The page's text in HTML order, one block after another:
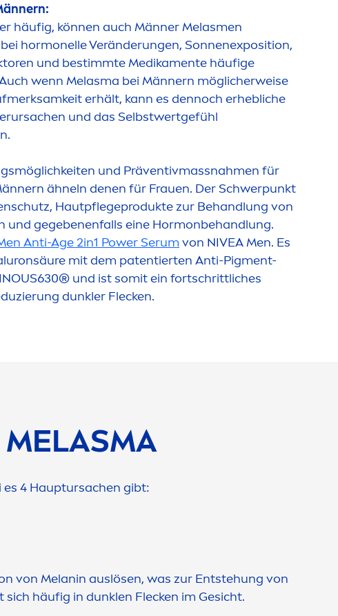
häufig, können auch Männer Melasmen
hormonelle Veränderungen, Sonnenexposition,
und bestimmte Medikamente häufige
wenn Melasma bei Männern möglicherweise
erhält, kann es dennoch erhebliche
und das Selbstwertgefühl
und Präventivmassnahmen für
ähneln denen für Frauen. Der Schwerpunkt
Hautpflegeprodukte zur Behandlung von
und gegebenenfalls eine Hormonbehandlung.
Anti-Age 2in1 Power Serum von NIVEAMen. Es
säure mit dem patentierten Anti-Pigment-
630® und ist somit ein fortschrittliches
dunkler Flecken.
4 Hauptursachen gibt:
von Melanin auslösen, was zur Entstehung von
häufig in dunklen Flecken im Gesicht.